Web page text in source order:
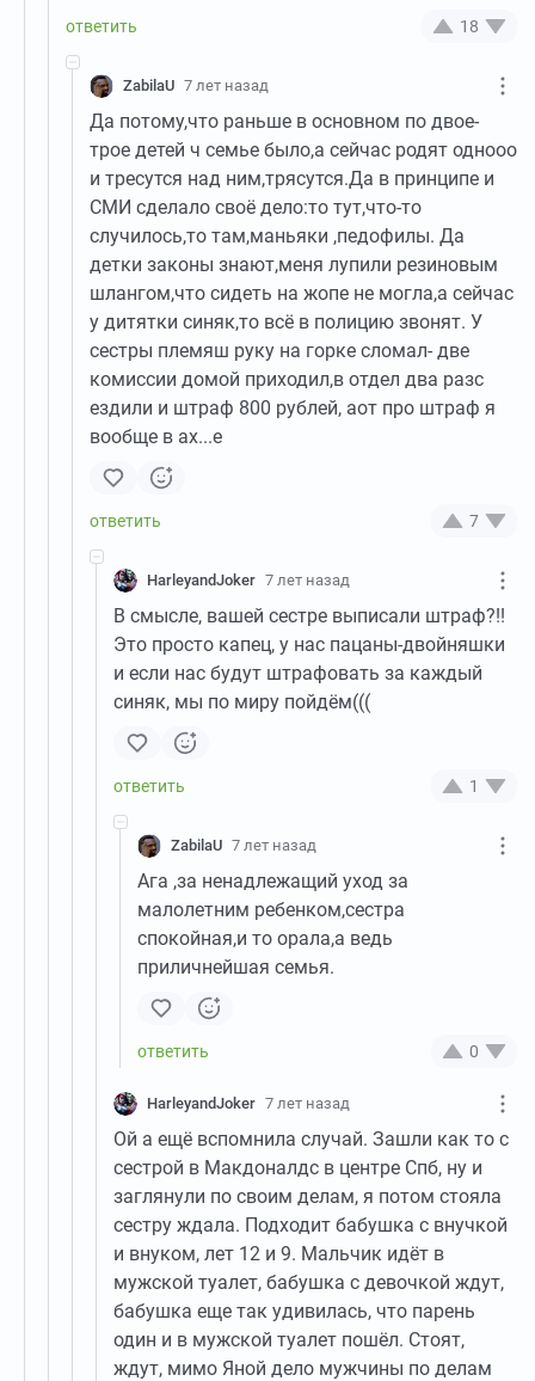
18
ZabilaU 7 лет назад
Да потому,что раньше в основном по двое-
трое детей ч семье было,а сейчас родят однооо
и тресутся над ним,трясутся.Да в принципе и
СМИ сделало своё дело:то тут,что-то
случилось,то там,маньяки ,педофилы. Да
детки законы знают,меня лупили резиновым
шлангом,что сидеть на жопе не могла,а сейчас
у дитятки синяк,то всё в полицию звонят. У
сестры племяш руку на горке сломал- две
комиссии домой приходил,в отдел два разс
ездили и штраф 800 рублей, аот про штраф я
вообще в ах...е
7
HarleyandJoker 7 лет назад
В смысле, вашей сестре выписали штраф?!!
Это просто капец, у нас пацаны-двойняшки
и если нас будут штрафовать за каждый
синяк, мы по миру пойдём(((
1
ZabilaU 7 лет назад
Ага ,за ненадлежащий уход за
малолетним ребенком,сестра
спокойная,и то орала,а ведь
приличнейшая семья.
0
HarleyandJoker 7 лет назад
Ой а ещё вспомнила случай. Зашли как то с
сестрой в Макдоналдс в центре Спб, ну и
заглянули по своим делам, я потом стояла
сестру ждала. Подходит бабушка с внучкой
и внуком, лет 12 и 9. Мальчик идёт в
мужской туалет, бабушка с девочкой ждут,
бабушка еще так удивилась, что парень
один и в мужской туалет пошёл. Стоят,
ждут, мимо Яной дело мужчины по делам